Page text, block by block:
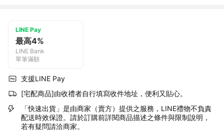
LINE Pay
最高4%
LINE Bank
單筆滿額
支援LINE Pay
[宅配商品]由收禮者自行填寫收件地址，便利又貼心。
「快速出貨」是由商家（賣方）提供之服務，LINE禮物不負責
配送時效保證。請於訂購前詳閱商品描述之條件與限制說明，
若有疑問請洽商家。